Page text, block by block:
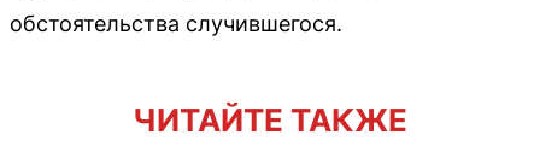
обстоятельства случившегося.
ЧИТАЙТЕ ТАКЖЕ